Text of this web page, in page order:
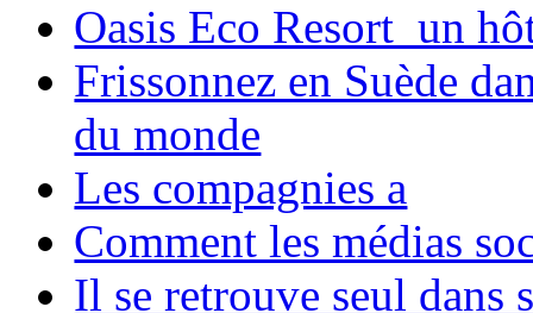
Oasis Eco Resort un
Frissonnez en Suède
du monde
Les compagnies a
Comment les médias
Il se retrouve seul dans